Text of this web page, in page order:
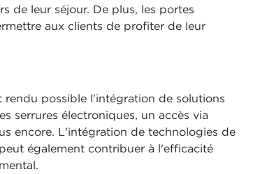
de leur séjour. De plus, les portes
aux clients de profiter de leur
possible l'intégration de solutions
serrures électroniques, un accès via
encore. L'intégration de technologies de
également contribuer à l'efficacité